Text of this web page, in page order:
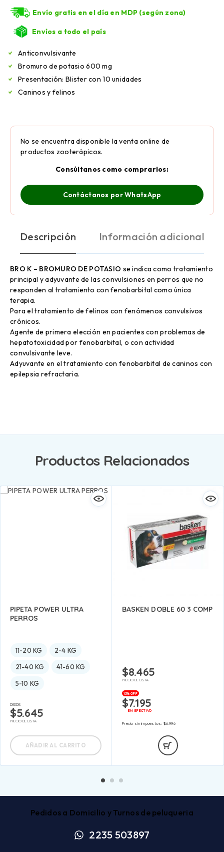
Envío gratis en el día en MDP (según zona)
Envíos a todo el país
Anticonvulsivante
Bromuro de potasio 600 mg
Presentación: Blister con 10 unidades
Caninos y felinos
No se encuentra disponible la venta online de
productos zooterápicos.
Consúltanos como comprarlos:
Contáctanos por WhatsApp
Descripción Información adicional
BRO K – BROMURO DE POTASIO se indica como tratamiento
principal y adyuvante de las convulsiones en perros que no
responden al tratamiento con fenobarbital como única
terapia.
Para el tratamiento de felinos con fenómenos convulsivos
crónicos.
Agente de primera elección en pacientes con problemas de
hepatotoxicidad por fenobarbital, o con actividad
convulsivante leve.
Adyuvante en el tratamiento con fenobarbital de caninos con
epilepsia refractaria.
Productos Relacionados
PIPETA POWER ULTRA
PERROS
11-20 KG 2-4 KG
21-40 KG 41-60 KG
5-10 KG
DESDE:
$5.645
PRECIO DE LISTA
AÑADIR AL CARRITO
BASKEN DOBLE 60 3 COMP
$8.465
PRECIO DE LISTA
15% OFF
$7.195
EN EFECTIVO
Precio sin impuestos:$6.996
Pedidos a Domicilio y Turnos de peluqueria
2235 503897